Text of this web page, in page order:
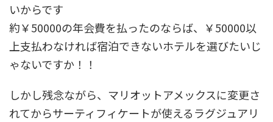
いからです
約￥50000の年会費を払ったのならば、￥50000以
上支払わなければ宿泊できないホテルを選びたいじ
ゃないですか！！
しかし残念ながら、マリオットアメックスに変更さ
れてからサーティフィケートが使えるラグジュアリ